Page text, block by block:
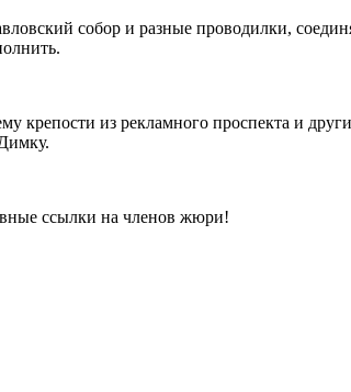
собор и разные проводилки,
крепости из рекламного проспекта и
ссылки на членов жюри!